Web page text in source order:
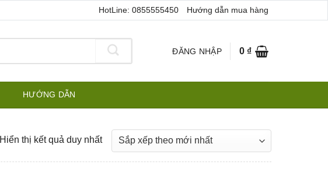
HotLine: 0855555450 Hướng dẫn mua hàng
ĐĂNG NHẬP 0 ₫
HƯỚNG DẪN
Hiển thị kết quả duy nhất